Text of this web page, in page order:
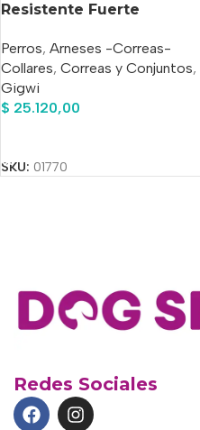
Resistente Fuerte
Perros, Arneses -Correas-
Collares, Correas y Conjuntos,
Gigwi
$ 25.120,00
SKU: 01770
Redes Sociales